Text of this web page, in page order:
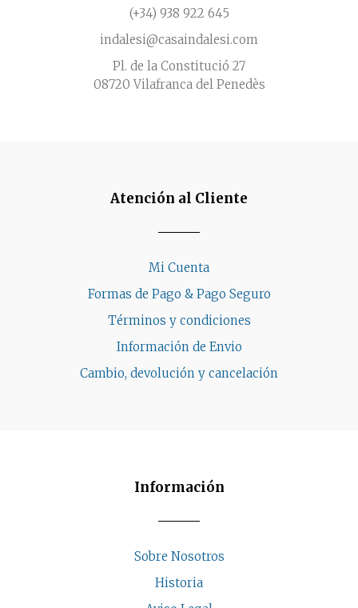
(+34) 938 922 645
indalesi@casaindalesi.com
Pl. de la Constitució 27
08720 Vilafranca del Penedès
Atención al Cliente
Mi Cuenta
Formas de Pago & Pago Seguro
Términos y condiciones
Información de Envio
Cambio, devolución y cancelación
Información
Sobre Nosotros
Historia